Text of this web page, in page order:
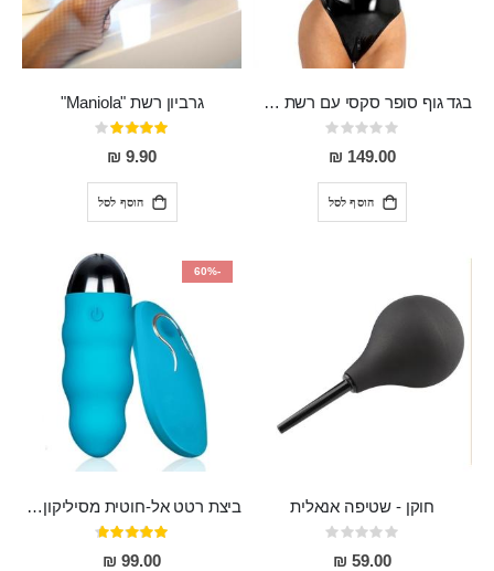
בגד גוף סופר סקסי עם רשת שקופה בחזה ושרשרות מלמעלה וריצרץ מלמטה Pan במפשעה
Rating:
0%
149.00 ₪
הוסף לסל
גרביון רשת "Maniola"
דירוג:
80%
9.90 ₪
הוסף לסל
חוקן - שטיפה אנאלית
Rating:
0%
59.00 ₪
-60%
ביצת רטט אל-חוטית מסיליקון רפואי בגודל של 8 ס"מ ורוחב 3 ס"מ בעלת 20 מהירויות שונות "ENKI"
דירוג:
93%
99.00 ₪